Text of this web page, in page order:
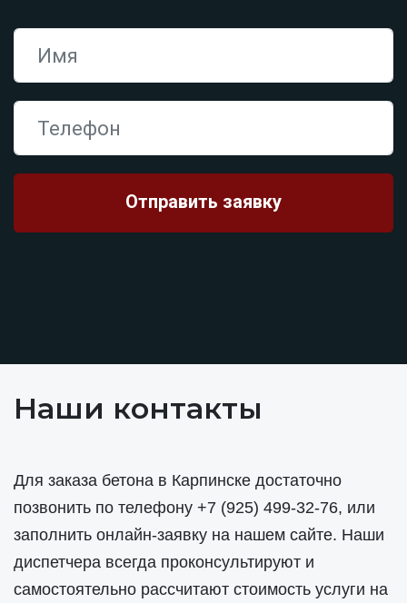
Наши контакты
Для заказа бетона в Карпинске достаточно
позвонить по телефону +7 (925) 499-32-76, или
заполнить онлайн-заявку на нашем сайте. Наши
диспетчера всегда проконсультируют и
самостоятельно рассчитают стоимость услуги на